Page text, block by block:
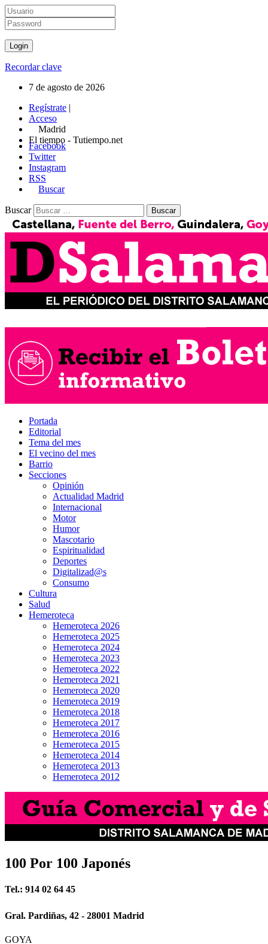
Recordar clave
7 de agosto de 2026
Regístrate |
Acceso
Madrid
El tiempo - Tutiempo.net
Facebook
Twitter
Instagram
RSS
Buscar
Buscar
Portada
Editorial
Tema del mes
El vecino del mes
Barrio
Secciones
Opinión
Actualidad Madrid
Internacional
Motor
Humor
Mascotario
Espiritualidad
Deportes
Digitalizad@s
Consumo
Cultura
Salud
Hemeroteca
Hemeroteca 2026
Hemeroteca 2025
Hemeroteca 2024
Hemeroteca 2023
Hemeroteca 2022
Hemeroteca 2021
Hemeroteca 2020
Hemeroteca 2019
Hemeroteca 2018
Hemeroteca 2017
Hemeroteca 2016
Hemeroteca 2015
Hemeroteca 2014
Hemeroteca 2013
Hemeroteca 2012
100 Por 100 Japonés
Tel.: 914 02 64 45
Gral. Pardiñas, 42 - 28001 Madrid
GOYA